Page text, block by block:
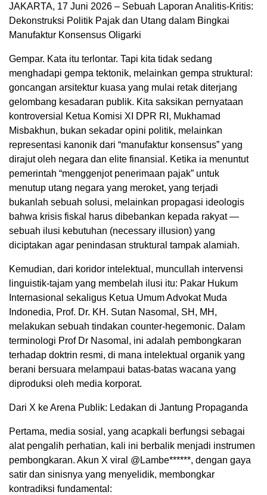
JAKARTA, 17 Juni 2026 – Sebuah Laporan Analitis-Kritis:
Dekonstruksi Politik Pajak dan Utang dalam Bingkai
Manufaktur Konsensus Oligarki
Gempar. Kata itu terlontar. Tapi kita tidak sedang
menghadapi gempa tektonik, melainkan gempa struktural:
goncangan arsitektur kuasa yang mulai retak diterjang
gelombang kesadaran publik. Kita saksikan pernyataan
kontroversial Ketua Komisi XI DPR RI, Mukhamad
Misbakhun, bukan sekadar opini politik, melainkan
representasi kanonik dari “manufaktur konsensus” yang
dirajut oleh negara dan elite finansial. Ketika ia menuntut
pemerintah “menggenjot penerimaan pajak” untuk
menutup utang negara yang meroket, yang terjadi
bukanlah sebuah solusi, melainkan propagasi ideologis
bahwa krisis fiskal harus dibebankan kepada rakyat —
sebuah ilusi kebutuhan (necessary illusion) yang
diciptakan agar penindasan struktural tampak alamiah.
Kemudian, dari koridor intelektual, muncullah intervensi
linguistik-tajam yang membelah ilusi itu: Pakar Hukum
Internasional sekaligus Ketua Umum Advokat Muda
Indonedia, Prof. Dr. KH. Sutan Nasomal, SH, MH,
melakukan sebuah tindakan counter-hegemonic. Dalam
terminologi Prof Dr Nasomal, ini adalah pembongkaran
terhadap doktrin resmi, di mana intelektual organik yang
berani bersuara melampaui batas-batas wacana yang
diproduksi oleh media korporat.
Dari X ke Arena Publik: Ledakan di Jantung Propaganda
Pertama, media sosial, yang acapkali berfungsi sebagai
alat pengalih perhatian, kali ini berbalik menjadi instrumen
pembongkaran. Akun X viral @Lambe******, dengan gaya
satir dan sinisnya yang menyelidik, membongkar
kontradiksi fundamental: